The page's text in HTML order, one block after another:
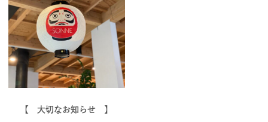
【 大切なお知らせ 】